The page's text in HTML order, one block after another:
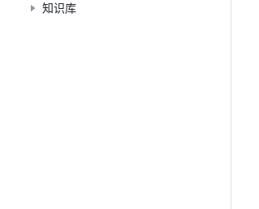
知识库